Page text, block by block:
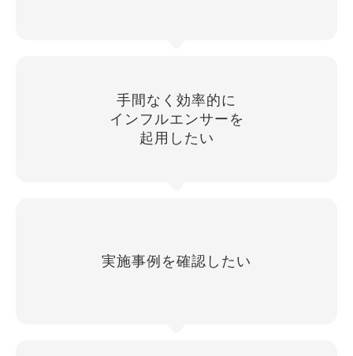
手間なく効率的に
インフルエンサーを
起用したい
実施事例を確認したい